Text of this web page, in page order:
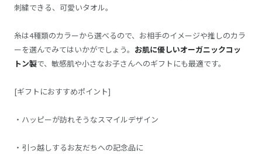
刺繍できる、可愛いタオル。
糸は4種類のカラーから選べるので、お相手のイメージや推しのカラ
ーを選んでみてはいかがでしょう。 お肌に優しいオーガニックコッ
トン製で、敏感肌や小さなお子さんへのギフトにも最適です。
[ギフトにおすすめポイント]
・ハッピーが訪れそうなスマイルデザイン
・引っ越しするお友だちへの記念品に